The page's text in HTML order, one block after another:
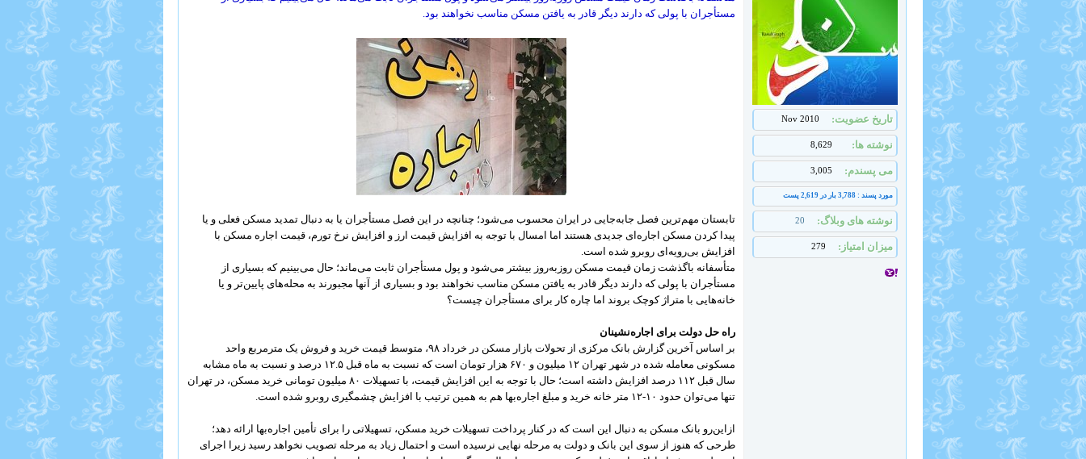
تاریخ عضویت Nov 2010
نوشته ها 8,629
می پسندم 3,005
مورد پسند : 3,788 بار در 2,619 پست
نوشته های وبلاگ 20
میزان امتیاز 279
مستأجران با پولی که دارند دیگر قادر به یافتن مسکن مناسب نخواهند بود.
تابستان مهم‌ترین فصل جابه‌جایی در ایران محسوب می‌شود؛ چنانچه در این فصل مستأجران یا به دنبال تمدید مسکن فعلی و یا
پیدا کردن مسکن اجاره‌ای جدیدی هستند اما امسال با توجه به افزایش قیمت ارز و افزایش نرخ تورم، قیمت اجاره مسکن با
افزایش بی‌رویه‌ای روبرو شده است.
متأسفانه باگذشت زمان قیمت مسکن روزبه‌روز بیشتر می‌شود و پول مستأجران ثابت می‌ماند؛ حال می‌بینیم که بسیاری از
مستأجران با پولی که دارند دیگر قادر به یافتن مسکن مناسب نخواهند بود و بسیاری از آنها مجبورند به محله‌های پایین‌تر و یا
خانه‌هایی با متراژ کوچک بروند اما چاره کار برای مستأجران چیست؟
راه حل دولت برای اجاره‌نشینان
بر اساس آخرین گزارش بانک مرکزی از تحولات بازار مسکن در خرداد ۹۸، متوسط قیمت خرید و فروش یک مترمربع واحد
مسکونی معامله شده در شهر تهران ۱۲ میلیون و ۶۷۰ هزار تومان است که نسبت به ماه قبل ۱۲.۵ درصد و نسبت به ماه مشابه
سال قبل ۱۱۲ درصد افزایش داشته است؛ حال با توجه به این افزایش قیمت، با تسهیلات ۸۰ میلیون تومانی خرید مسکن، در تهران
تنها می‌توان حدود ۱۰-۱۲ متر خانه خرید و مبلغ اجاره‌بها هم به همین ترتیب با افزایش چشمگیری روبرو شده است.
ازاین‌رو بانک مسکن به دنبال این است که در کنار پرداخت تسهیلات خرید مسکن، تسهیلاتی را برای تأمین اجاره‌بها ارائه دهد؛
طرحی که هنوز از سوی این بانک و دولت به مرحله نهایی نرسیده است و احتمال زیاد به مرحله تصویب نخواهد رسید زیرا اجرای